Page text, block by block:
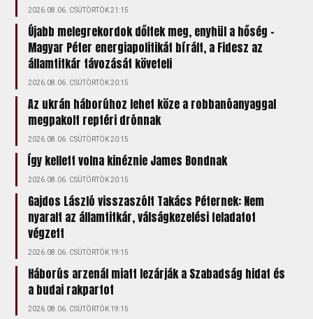
2026.08.06. CSÜTÖRTÖK 21:15
Újabb melegrekordok dőltek meg, enyhül a hőség –
Magyar Péter energiapolitikát bírált, a Fidesz az
államtitkár távozását követeli
2026.08.06. CSÜTÖRTÖK 20:15
Az ukrán háborúhoz lehet köze a robbanóanyaggal
megpakolt reptéri drónnak
2026.08.06. CSÜTÖRTÖK 20:15
Így kellett volna kinéznie James Bondnak
2026.08.06. CSÜTÖRTÖK 20:15
Gajdos László visszaszólt Takács Péternek: Nem
nyaralt az államtitkár, válságkezelési feladatot
végzett
2026.08.06. CSÜTÖRTÖK 19:15
Háborús arzenál miatt lezárják a Szabadság hidat és
a budai rakpartot
2026.08.06. CSÜTÖRTÖK 19:15